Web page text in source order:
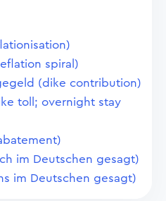
spiral)
(dike contribution)
toll; overnight stay
im Deutschen gesagt)
im Deutschen gesagt)